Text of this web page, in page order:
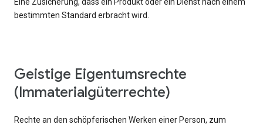
Eine Zusicherung, dass ein Produkt oder ein Dienst nach einem
bestimmten Standard erbracht wird.
Geistige Eigentumsrechte
(Immaterialgüterrechte)
Rechte an den schöpferischen Werken einer Person, zum